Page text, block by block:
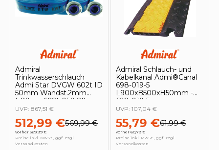
Admiral
Trinkwasserschlauch
Admi Star DVGW 602t ID
50mm Wandst.2mm
L.20m - 602t-050-20
512,99 €569,99 €
vorher 569,99 €
UVP: 867,51 €
Preise inkl. MwSt., ggf. zzgl.
Versandkosten
Admiral Schlauch- und
Kabelkanal Admi®Canal
698-019-5
L900xB500xH50mm -
698-019-5
55,79 €61,99 €
vorher 60,79 €
UVP: 107,04 €
Preise inkl. MwSt., ggf. zzgl.
Versandkosten